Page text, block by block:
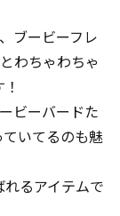
ブービーフレ
わちゃわちゃ
ビーバードた
いてるのも魅
るアイテムで